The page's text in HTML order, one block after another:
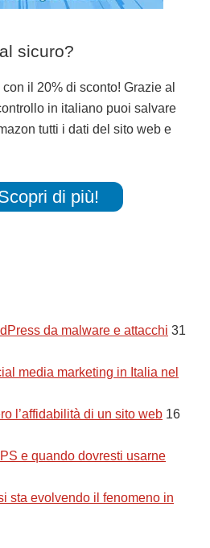
sicuro?
il 20% di sconto! Grazie al
in italiano puoi salvare
tutti i dati del sito web e
di più!
da malware e attacchi 31
media marketing in Italia nel
l’affidabilità di un sito web 16
e quando dovresti usarne
sta evolvendo il fenomeno in